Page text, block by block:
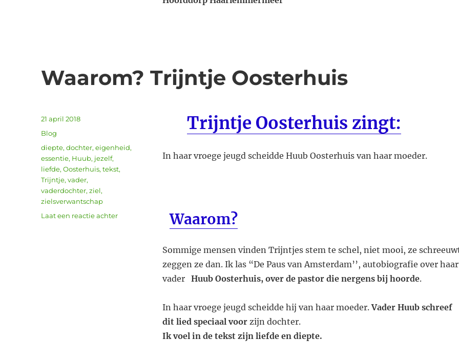
Waarom? Trijntje Oosterhuis
Trijntje Oosterhuis zingt:
In haar vroege jeugd scheidde Huub Oosterhuis van haar moeder.
Waarom?
Sommige mensen vinden Trijntjes stem te schel, niet mooi, ze
zeggen ze dan. Ik las “De Paus van Amsterdam’’, autobiografie over haar
vader Huub Oosterhuis, over de pastor die nergens bij hoorde.
In haar vroege jeugd scheidde hij van haar moeder.Vader Huub schreef
dit lied speciaal voorzijn dochter.
Ik voel in de tekst zijn liefde en diepte.
Geplaatst
op
21 april 2018
Categorieën
Blog
Tags
diepte,dochter,eigenheid,
essentie, Huub, jezelf,
liefde,Oosterhuis,tekst,
Trijntje,vader,
vaderdochter,ziel,
zielsverwantschap
Laat een reactie achterop